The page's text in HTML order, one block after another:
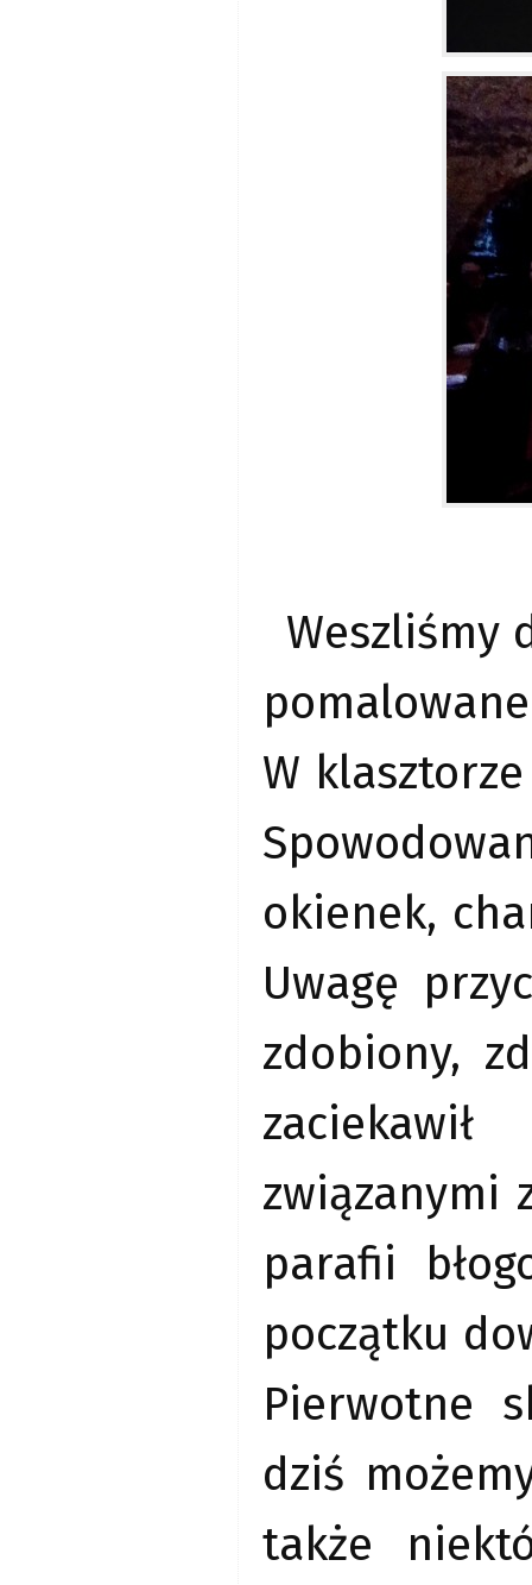
Weszliśmy
W
okienek,
Uwagę
zdobiony,
związanymi
parafii
początku
Pierwotne
dziś
także